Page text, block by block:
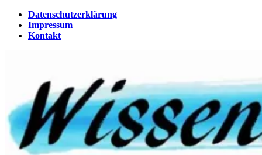
Zum
Inhalt
springen
Datenschutzerklärung
Impressum
Kontakt